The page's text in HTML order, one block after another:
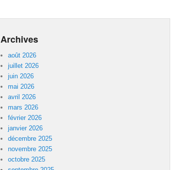
Archives
août 2026
juillet 2026
juin 2026
mai 2026
avril 2026
mars 2026
février 2026
janvier 2026
décembre 2025
novembre 2025
octobre 2025